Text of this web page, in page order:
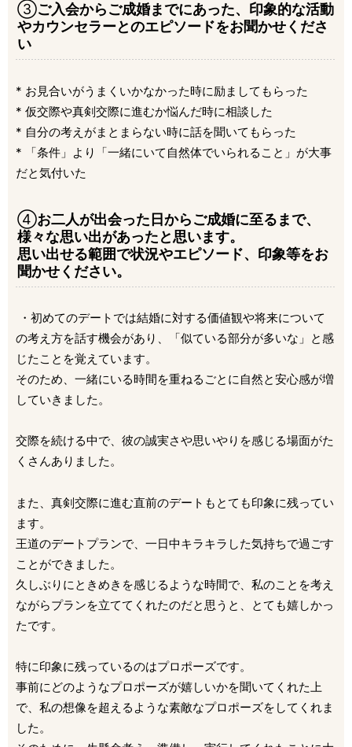
③ご入会からご成婚までにあった、印象的な活動
やカウンセラーとのエピソードをお聞かせくださ
い
* お見合いがうまくいかなかった時に励ましてもらった
* 仮交際や真剣交際に進むか悩んだ時に相談した
* 自分の考えがまとまらない時に話を聞いてもらった
* 「条件」より「一緒にいて自然体でいられること」が大事
だと気付いた
④お二人が出会った日からご成婚に至るまで、
様々な思い出があったと思います。
思い出せる範囲で状況やエピソード、印象等をお
聞かせください。
・初めてのデートでは結婚に対する価値観や将来について
の考え方を話す機会があり、「似ている部分が多いな」と感
じたことを覚えています。
そのため、一緒にいる時間を重ねるごとに自然と安心感が増
していきました。
交際を続ける中で、彼の誠実さや思いやりを感じる場面がた
くさんありました。
また、真剣交際に進む直前のデートもとても印象に残ってい
ます。
王道のデートプランで、一日中キラキラした気持ちで過ごす
ことができました。
久しぶりにときめきを感じるような時間で、私のことを考え
ながらプランを立ててくれたのだと思うと、とても嬉しかっ
たです。
特に印象に残っているのはプロポーズです。
事前にどのようなプロポーズが嬉しいかを聞いてくれた上
で、私の想像を超えるような素敵なプロポーズをしてくれま
した。